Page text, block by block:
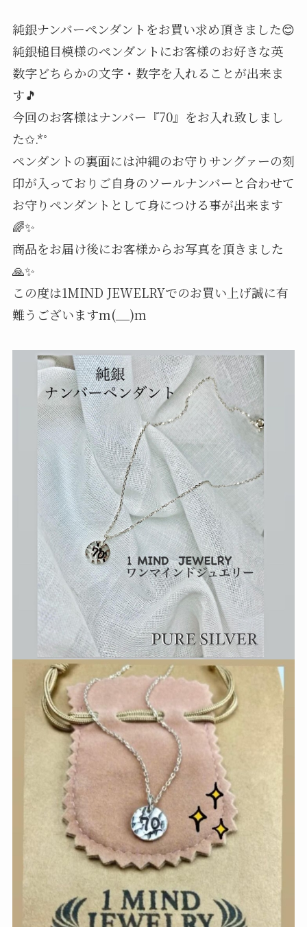
純銀ナンバーペンダントをお買い求め頂きました😊
純銀槌目模様のペンダントにお客様のお好きな英
数字どちらかの文字・数字を入れることが出来ま
す🎵
今回のお客様はナンバー『70』をお入れ致しまし
た✩.*˚
ペンダントの裏面には沖縄のお守りサングァーの刻
印が入っておりご自身のソールナンバーと合わせて
お守りペンダントとして身につける事が出来ます
🌈✨
商品をお届け後にお客様からお写真を頂きました
🙏✨
この度は1MIND JEWELRYでのお買い上げ誠に有
難うございますm(__)m